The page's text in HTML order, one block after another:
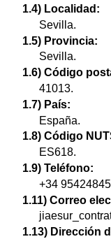
1.4) Localidad:
Sevilla.
1.5) Provincia:
Sevilla.
1.6) Código
41013.
1.7) País:
España.
1.8) Código
ES618.
1.9) Teléfono:
+34
1.11) Correo
1.13) Dirección